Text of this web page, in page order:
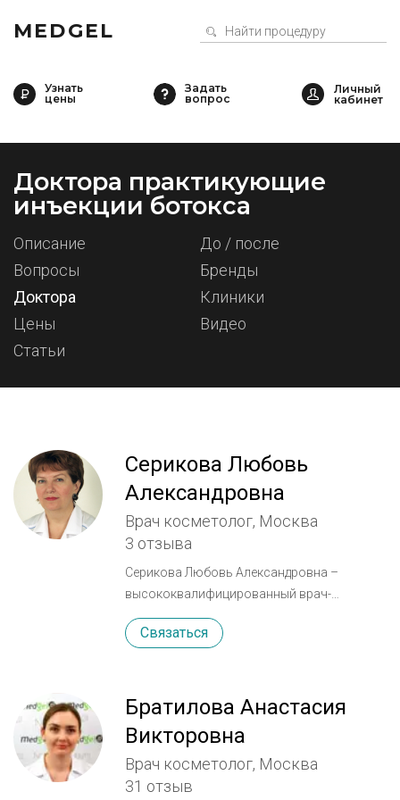
MEDGEL
Узнать
цены
Задать
вопрос
Доктора практикующие
инъекции ботокса
Описание
До / после
Вопросы
Бренды
Доктора
Клиники
Цены
Видео
Статьи
Серикова Любовь
Александровна
Врач косметолог, Москва
3 отзыва
Серикова Любовь Александровна –
высококвалифицированный врач-
дерматолог-косметолог с 30-летним
стажем работы, из которых 27 лет - в
Участница многих Российских и
международных симпозиумов и
конференций по актуальным вопросам
разработки и усовершенствования
лечебно-профилактических технологий в
Связаться
Братилова Анастасия
Викторовна
Врач косметолог, Москва
31 отзыв